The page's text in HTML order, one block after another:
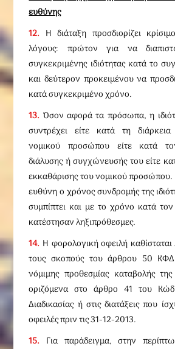
ευθύνης
12. Η διάταξη προσδιορίζει
λόγους: πρώτον για να
συγκεκριμένης ιδιότητας κατά το
και δεύτερον προκειμένου να
κατά συγκεκριμένο χρόνο.
13. Όσον αφορά τα πρόσωπα, η
συντρέχει είτε κατά τη διάρκεια
νομικού προσώπου είτε κατά
διάλυσης ή συγχώνευσής του είτε
εκκαθάρισης του νομικού προσώπου.
ευθύνη ο χρόνος συνδρομής της
συμπίπτει και με το χρόνο κατά
κατέστησαν ληξιπρόθεσμες.
14. Η φορολογική οφειλή
τους σκοπούς του άρθρου 50
νόμιμης προθεσμίας καταβολής
οριζόμενα στο άρθρο 41 του
Διαδικασίας ή στις διατάξεις που
οφειλές πριν τις 31-12-2013.
15. Για παράδειγμα, στην